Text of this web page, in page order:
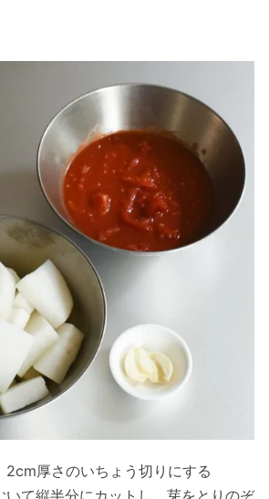
2cm厚さのいちょう切りにする
いて縦半分にカットし、芽をとりのぞ